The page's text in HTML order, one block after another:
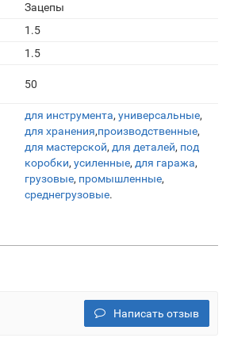
Зацепы
1.5
1.5
50
для инструмента, универсальные,
для хранения,производственные,
для мастерской, для деталей, под
коробки, усиленные, для гаража,
грузовые, промышленные,
среднегрузовые.
Написать отзыв